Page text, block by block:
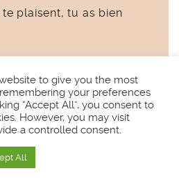
plaisent, tu as bien
to give you the most
your preferences
“Accept All”, you consent to
However, you may visit
a controlled consent.
All